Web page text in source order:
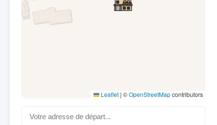
Leaflet | ©OpenStreetMapcontributors